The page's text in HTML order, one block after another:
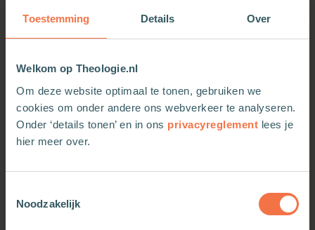
Toestemming Details Over
Welkom op Theologie.nl
Om deze website optimaal te tonen, gebruiken we
cookies om onder andere ons webverkeer te analyseren.
Onder ‘details tonen’ en in ons privacyreglement lees je
hier meer over.
Noodzakelijk
.
• 14 kijkplaten met een tekst gebaseerd op een
• Kleurrijke illustraties met veel herkenbare details
uit de Nederlandse
natuur.
• Geschikt voor kinderen vanaf 4 jaar.